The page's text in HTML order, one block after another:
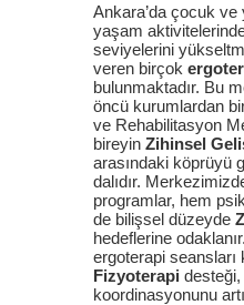
Ankara’da çocuk
yaşam aktivitelerinde
seviyelerini
veren birçok
bulunmaktadır. Bu
öncü kurumlardan
ve Rehabilitasyon
bireyin Zihinsel
arasındaki köprüyü
dalıdır.
programlar, hem
de bilişsel düzeyde
hedeflerine
ergoterapi seansları
Fizyoterapi
koordinasyonunu